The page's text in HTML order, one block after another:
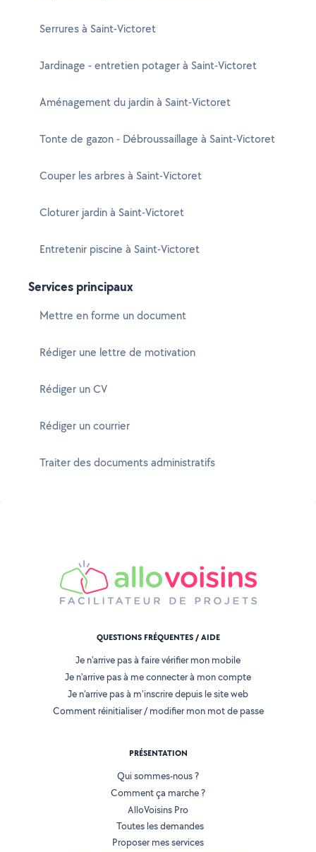
Serrures à Saint-Victoret
Jardinage - entretien potager à Saint-Victoret
Aménagement du jardin à Saint-Victoret
Tonte de gazon - Débroussaillage à Saint-Victoret
Couper les arbres à Saint-Victoret
Cloturer jardin à Saint-Victoret
Entretenir piscine à Saint-Victoret
Services principaux
Mettre en forme un document
Rédiger une lettre de motivation
Rédiger un CV
Rédiger un courrier
Traiter des documents administratifs
QUESTIONS FRÉQUENTES / AIDE
Je n'arrive pas à faire vérifier mon mobile
Je n'arrive pas à me connecter à mon compte
Je n'arrive pas à m'inscrire depuis le site web
Comment réinitialiser / modifier mon mot de passe
PRÉSENTATION
Qui sommes-nous ?
Comment ça marche ?
AlloVoisins Pro
Toutes les demandes
Proposer mes services